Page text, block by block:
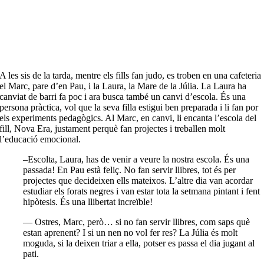
A les sis de la tarda, mentre els fills fan judo, es troben en una cafeteria
el Marc, pare d’en Pau, i la Laura, la Mare de la Júlia. La Laura ha
canviat de barri fa poc i ara busca també un canvi d’escola. És una
persona pràctica, vol que la seva filla estigui ben preparada i li fan por
els experiments pedagògics. Al Marc, en canvi, li encanta l’escola del
fill, Nova Era, justament perquè fan projectes i treballen molt
l’educació emocional.
–Escolta, Laura, has de venir a veure la nostra escola. És una
passada! En Pau està feliç. No fan servir llibres, tot és per
projectes que decideixen ells mateixos. L’altre dia van acordar
estudiar els forats negres i van estar tota la setmana pintant i fent
hipòtesis. És una llibertat increïble!
— Ostres, Marc, però… si no fan servir llibres, com saps què
estan aprenent? I si un nen no vol fer res? La Júlia és molt
moguda, si la deixen triar a ella, potser es passa el dia jugant al
pati.